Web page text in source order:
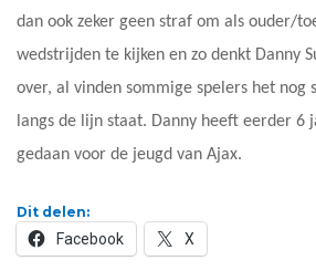
dan ook zeker geen straf om als ouder/
wedstrijden te kijken en zo denkt Danny
over, al vinden sommige spelers het nog
langs de lijn staat. Danny heeft eerder 6
gedaan voor de jeugd van Ajax.
Dit delen:
Facebook X